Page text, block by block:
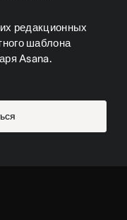
редакционных
шаблона
Asana.